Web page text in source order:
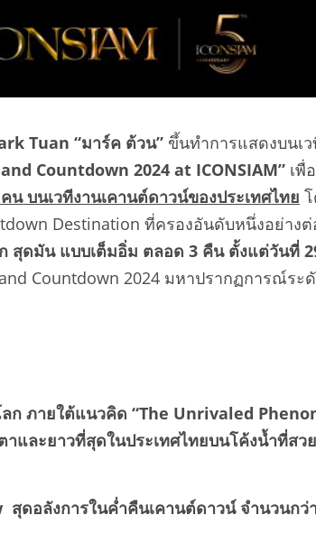
Tuan “มาร์ค ต้วน” ขึ้นทำการแสดงบนเ
Countdown 2024 at ICONSIAM” เพื่
น บนเวทีงานเคานต์ดาวน์ของประเทศไทย
Destination ที่ครองอันดับหนึ่งอย่างต่
สุดมัน แบบเต็มอิ่ม ตลอด 3 คืน ตั้งแต่วันที่
Countdown 2024 มหาปรากฏการณ์ระ
ภายใต้แนวคิด “The Unrivaled
และยาวที่สุดในประเทศไทยบนโค้งน้ำที่สว
ดอลังการในค่ำคืนเคานต์ดาวน์ จำนวนกว่